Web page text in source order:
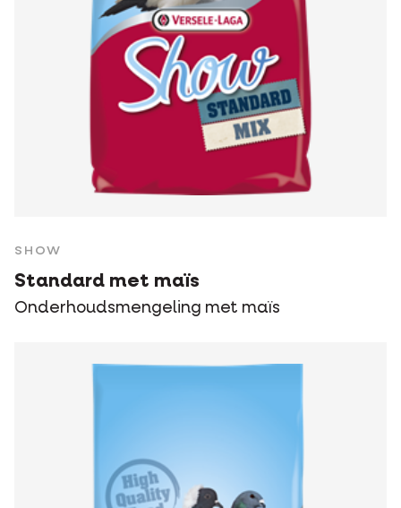
SHOW
Standard met maïs
Onderhoudsmengeling met maïs